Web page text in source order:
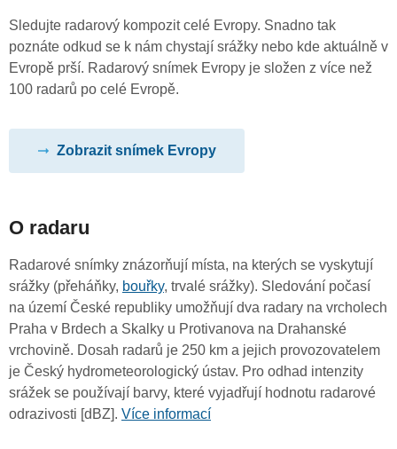
Sledujte radarový kompozit celé Evropy. Snadno tak
poznáte odkud se k nám chystají srážky nebo kde aktuálně v
Evropě prší. Radarový snímek Evropy je složen z více než
100 radarů po celé Evropě.
Zobrazit snímek Evropy
O radaru
Radarové snímky znázorňují místa, na kterých se vyskytují
srážky (přeháňky, bouřky, trvalé srážky). Sledování počasí
na území České republiky umožňují dva radary na vrcholech
Praha v Brdech a Skalky u Protivanova na Drahanské
vrchovině. Dosah radarů je 250 km a jejich provozovatelem
je Český hydrometeorologický ústav. Pro odhad intenzity
srážek se používají barvy, které vyjadřují hodnotu radarové
odrazivosti [dBZ]. Více informací